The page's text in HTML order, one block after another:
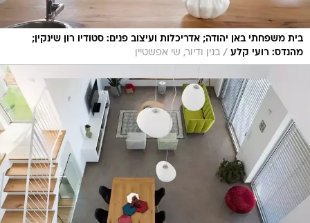
בית משפחתי באן יהודה; אדריכלות ועיצוב פנים: סטודיו רון שינקין;
מהנדס: רועי קלע / בנין ודיור, שי אפשטיין